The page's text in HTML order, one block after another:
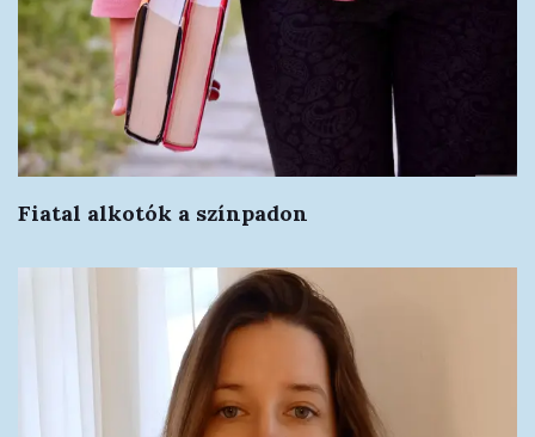
Fiatal alkotók a színpadon